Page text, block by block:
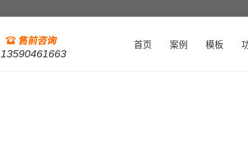
13590461663
首页 案例 模板